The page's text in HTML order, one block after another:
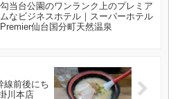
勾当台公園のワンランク上のプレミア
ムなビジネスホテル｜スーパーホテル
Premier仙台国分町天然温泉
線前後にち
川本店